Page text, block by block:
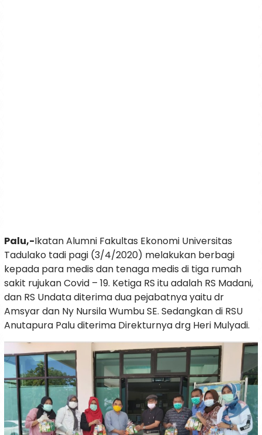
Palu,-Ikatan Alumni Fakultas Ekonomi Universitas
Tadulako tadi pagi (3/4/2020) melakukan berbagi
kepada para medis dan tenaga medis di tiga rumah
sakit rujukan Covid – 19. Ketiga RS itu adalah RS Madani,
dan RS Undata diterima dua pejabatnya yaitu dr
Amsyar dan Ny Nursila Wumbu SE. Sedangkan di RSU
Anutapura Palu diterima Direkturnya drg Heri Mulyadi.